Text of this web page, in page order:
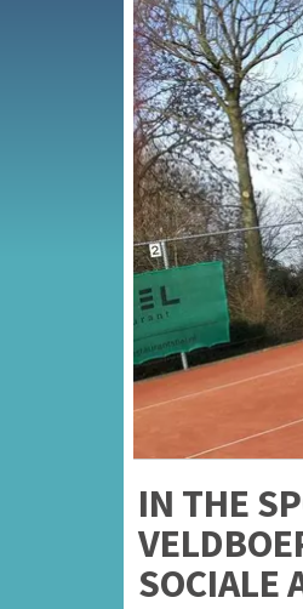
IN THE
SOCIALE